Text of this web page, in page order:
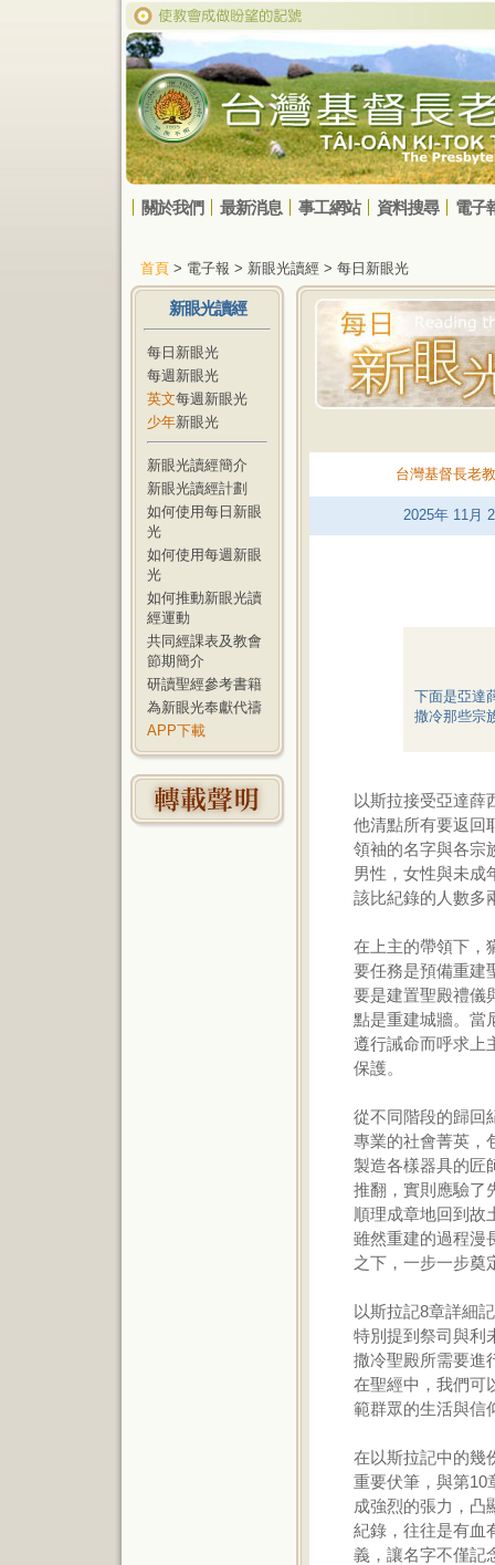
關於我們 最新消息 事工網站 資料搜尋 電子
首頁 > 電子報 > 新眼光讀經 > 每日新眼光
新眼光讀經
每日新眼光
每週新眼光
英文每週新眼光
少年新眼光
新眼光讀經簡介
新眼光讀經計劃
如何使用每日新眼
光
如何使用每週新眼
光
如何推動新眼光讀
經運動
共同經課表及教會
節期簡介
研讀聖經參考書籍
為新眼光奉獻代禱
APP下載
台灣基督長老
2025年 11月
下面是亞達
撒冷那些宗
以斯拉接受亞達薛
他清點所有要返回
領袖的名字與各宗
男性，女性與未成
該比紀錄的人數多
在上主的帶領下，
要任務是預備重建
要是建置聖殿禮儀
點是重建城牆。當
遵行誡命而呼求上
保護。
從不同階段的歸回
專業的社會菁英，
製造各樣器具的匠
推翻，實則應驗了
順理成章地回到故
雖然重建的過程漫
之下，一步一步奠
以斯拉記8章詳細
特別提到祭司與利
撒冷聖殿所需要進
在聖經中，我們可
範群眾的生活與信
在以斯拉記中的幾
重要伏筆，與第10
成強烈的張力，凸
紀錄，往往是有血
義，讓名字不僅記